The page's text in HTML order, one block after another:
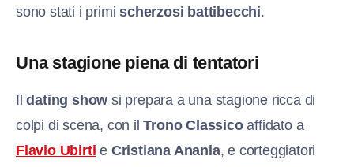
sono stati i primischerzosi battibecchi.
Una stagione piena di tentatori
Ildating show si prepara a una stagione ricca di
colpi di scena, con ilTrono Classicoaffidato a
Flavio Ubirti e Cristiana Anania, e corteggiatori